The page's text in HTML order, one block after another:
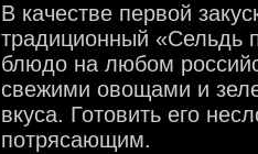
В качестве первой
традиционный «Сельдь
блюдо на любом
свежими овощами и
вкуса. Готовить его
потрясающим.